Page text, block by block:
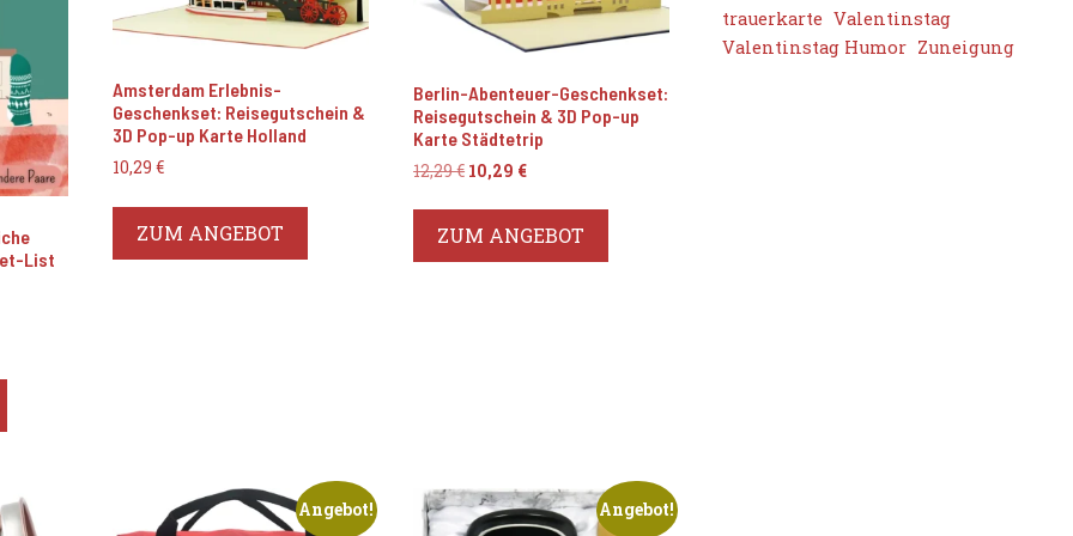
List
Amsterdam Erlebnis-
Geschenkset: Reisegutschein &
3D Pop-up Karte Holland
10,29€
ZUM ANGEBOT
Berlin-Abenteuer-Geschenkset:
Reisegutschein & 3D Pop-up
Karte Städtetrip
12,29€ Ursprünglicher
12,29 €
10,29 €Aktueller
10,29 €.
ZUM ANGEBOT
Angebot! Angebot!
trauerkarte Valentinstag
Valentinstag Humor Zuneigung